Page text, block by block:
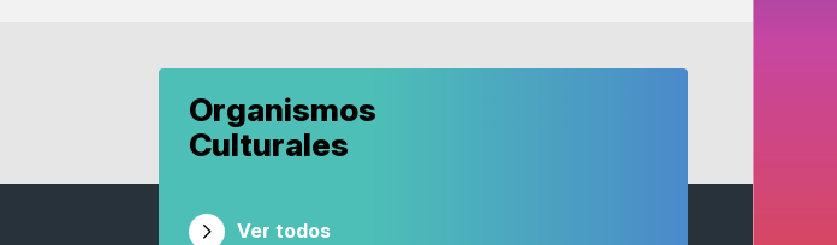
Organismos
Culturales
Ver todos